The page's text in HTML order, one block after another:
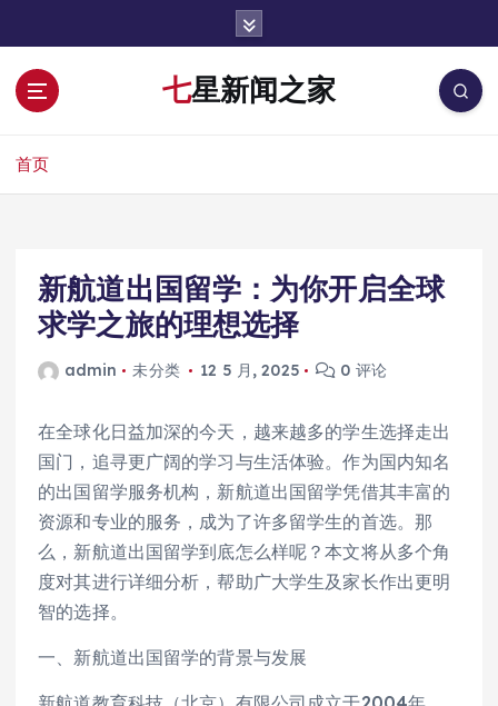
七星新闻之家
首页
新航道出国留学：为你开启全球
求学之旅的理想选择
admin 未分类 12 5 月, 2025 0 评论
在全球化日益加深的今天，越来越多的学生选择走出
国门，追寻更广阔的学习与生活体验。作为国内知名
的出国留学服务机构，新航道出国留学凭借其丰富的
资源和专业的服务，成为了许多留学生的首选。那
么，新航道出国留学到底怎么样呢？本文将从多个角
度对其进行详细分析，帮助广大学生及家长作出更明
智的选择。
一、新航道出国留学的背景与发展